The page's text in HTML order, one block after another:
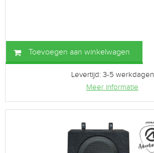
Toevoegen aan winkelwagen
Levertijd: 3-5 werkdagen
Meer informatie